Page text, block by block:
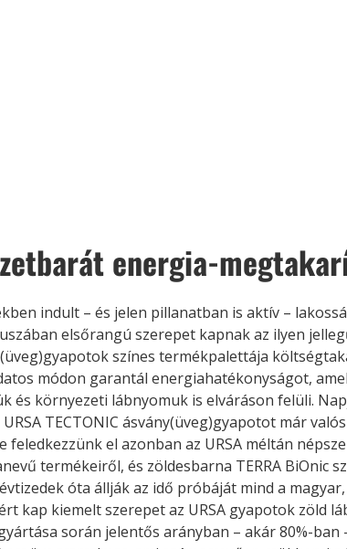
vagy
is
Bárhol,
élve
az
A
energia-
indult – és jelen pillanatban is aktív –
elsőrangú szerepet kapnak az ilyen
színes termékpalettája
módon garantál energiahatékonyságot,
és környezeti lábnyomuk is elváráson felüli.
TECTONIC ásvány(üveg)gyapotot már
feledkezzünk el azonban az URSA méltán
termékeiről, és zöldesbarna TERRA BiOnic
óta állják az idő próbáját mind a
kap kiemelt szerepet az URSA gyapotok zöld
során jelentős arányban – akár 80%-ban